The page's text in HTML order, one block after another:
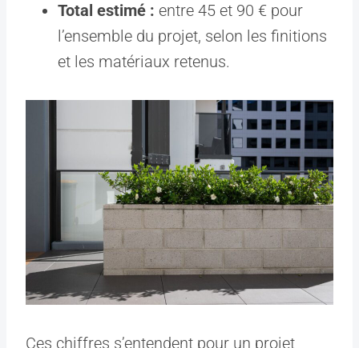
Total estimé : entre 45 et 90 € pour
l’ensemble du projet, selon les finitions
et les matériaux retenus.
Ces chiffres s’entendent pour un projet